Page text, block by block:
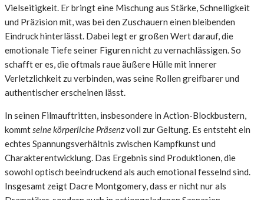
Vielseitigkeit. Er bringt eine Mischung aus Stärke, Schnelligkeit
und Präzision mit, was bei den Zuschauern einen bleibenden
Eindruck hinterlässt. Dabei legt er großen Wert darauf, die
emotionale Tiefe seiner Figuren nicht zu vernachlässigen. So
schafft er es, die oftmals raue äußere Hülle mit innerer
Verletzlichkeit zu verbinden, was seine Rollen greifbarer und
authentischer erscheinen lässt.
In seinen Filmauftritten, insbesondere in Action-Blockbustern,
kommt seine körperliche Präsenzvoll zur Geltung. Es entsteht ein
echtes Spannungsverhältnis zwischen Kampfkunst und
Charakterentwicklung. Das Ergebnis sind Produktionen, die
sowohl optisch beeindruckend als auch emotional fesselnd sind.
Insgesamt zeigt Dacre Montgomery, dass er nicht nur als